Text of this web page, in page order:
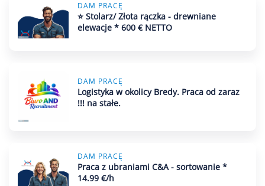
DAM PRACĘ
⭐ Stolarz/ Złota rączka - drewniane
elewacje * 600 € NETTO
DAM PRACĘ
Logistyka w okolicy Bredy. Praca od zaraz
!!! na stałe.
DAM PRACĘ
Praca z ubraniami C&A - sortowanie *
14.99 €/h